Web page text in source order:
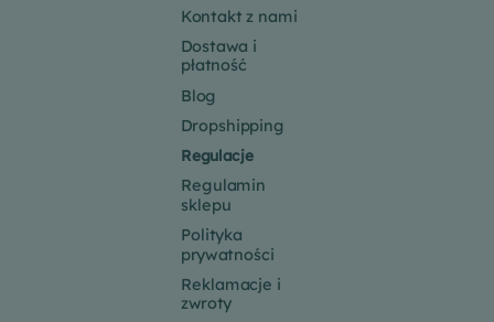
Kontakt z nami
Dostawa i
płatność
Blog
Dropshipping
Regulacje
Regulamin
sklepu
Polityka
prywatności
Reklamacje i
zwroty